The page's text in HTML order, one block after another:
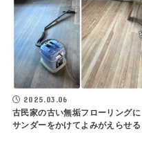
2025.03.06
古民家の古い無垢フローリングに
サンダーをかけてよみがえらせる